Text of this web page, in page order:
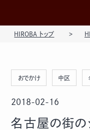
HIROBA トップ
おでかけ 中区
2018-02-16
名古屋の街の